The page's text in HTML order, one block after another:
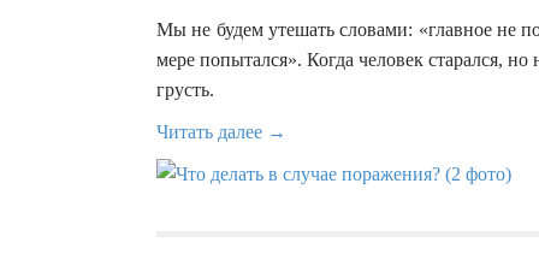
Мы не будем утешать словами: «главное не
мере попытался». Когда человек старался,
грусть.
Читать далее →